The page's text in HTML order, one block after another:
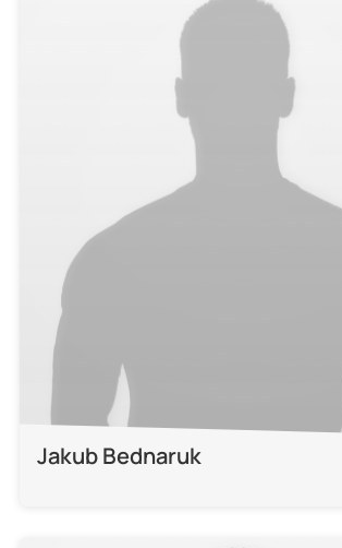
Jakub Bednaruk